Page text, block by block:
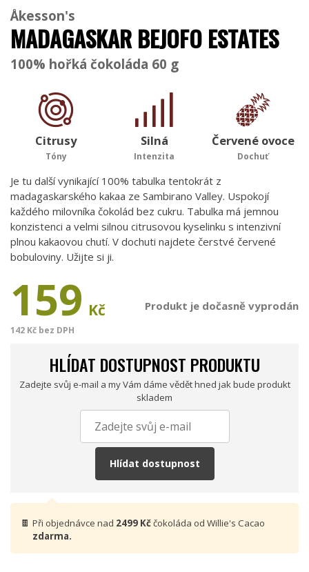
Åkesson's
MADAGASKAR BEJOFO ESTATES
100% hořká čokoláda 60 g
Citrusy
Tóny
Silná
Intenzita
Červené ovoce
Dochuť
Je tu další vynikající 100% tabulka tentokrát z
madagaskarského kakaa ze Sambirano Valley. Uspokojí
každého milovníka čokolád bez cukru. Tabulka má jemnou
konzistenci a velmi silnou citrusovou kyselinku s intenzivní
plnou kakaovou chutí. V dochuti najdete čerstvé červené
bobuloviny. Užijte si ji.
159 Kč
142 Kč bez DPH
Produkt je dočasně vyprodán
HLÍDAT DOSTUPNOST PRODUKTU
Zadejte svůj e-mail a my Vám dáme vědět hned jak bude produkt
skladem
Hlídat dostupnost
🍫 Při objednávce nad 2499 Kččokoláda od Willie's Cacao
zdarma.